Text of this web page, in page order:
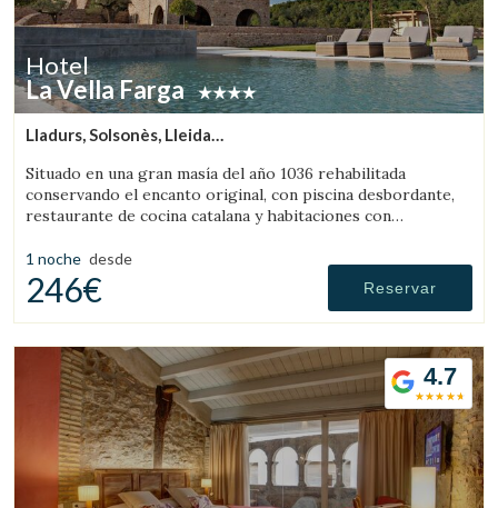
Hotel
La Vella Farga
Lladurs, Solsonès, Lleida
Situado en una gran masía del año 1036 rehabilitada
conservando el encanto original, con piscina desbordante,
restaurante de cocina catalana y habitaciones con
lujo.
1 noche desde
246€ Reservar
4.7